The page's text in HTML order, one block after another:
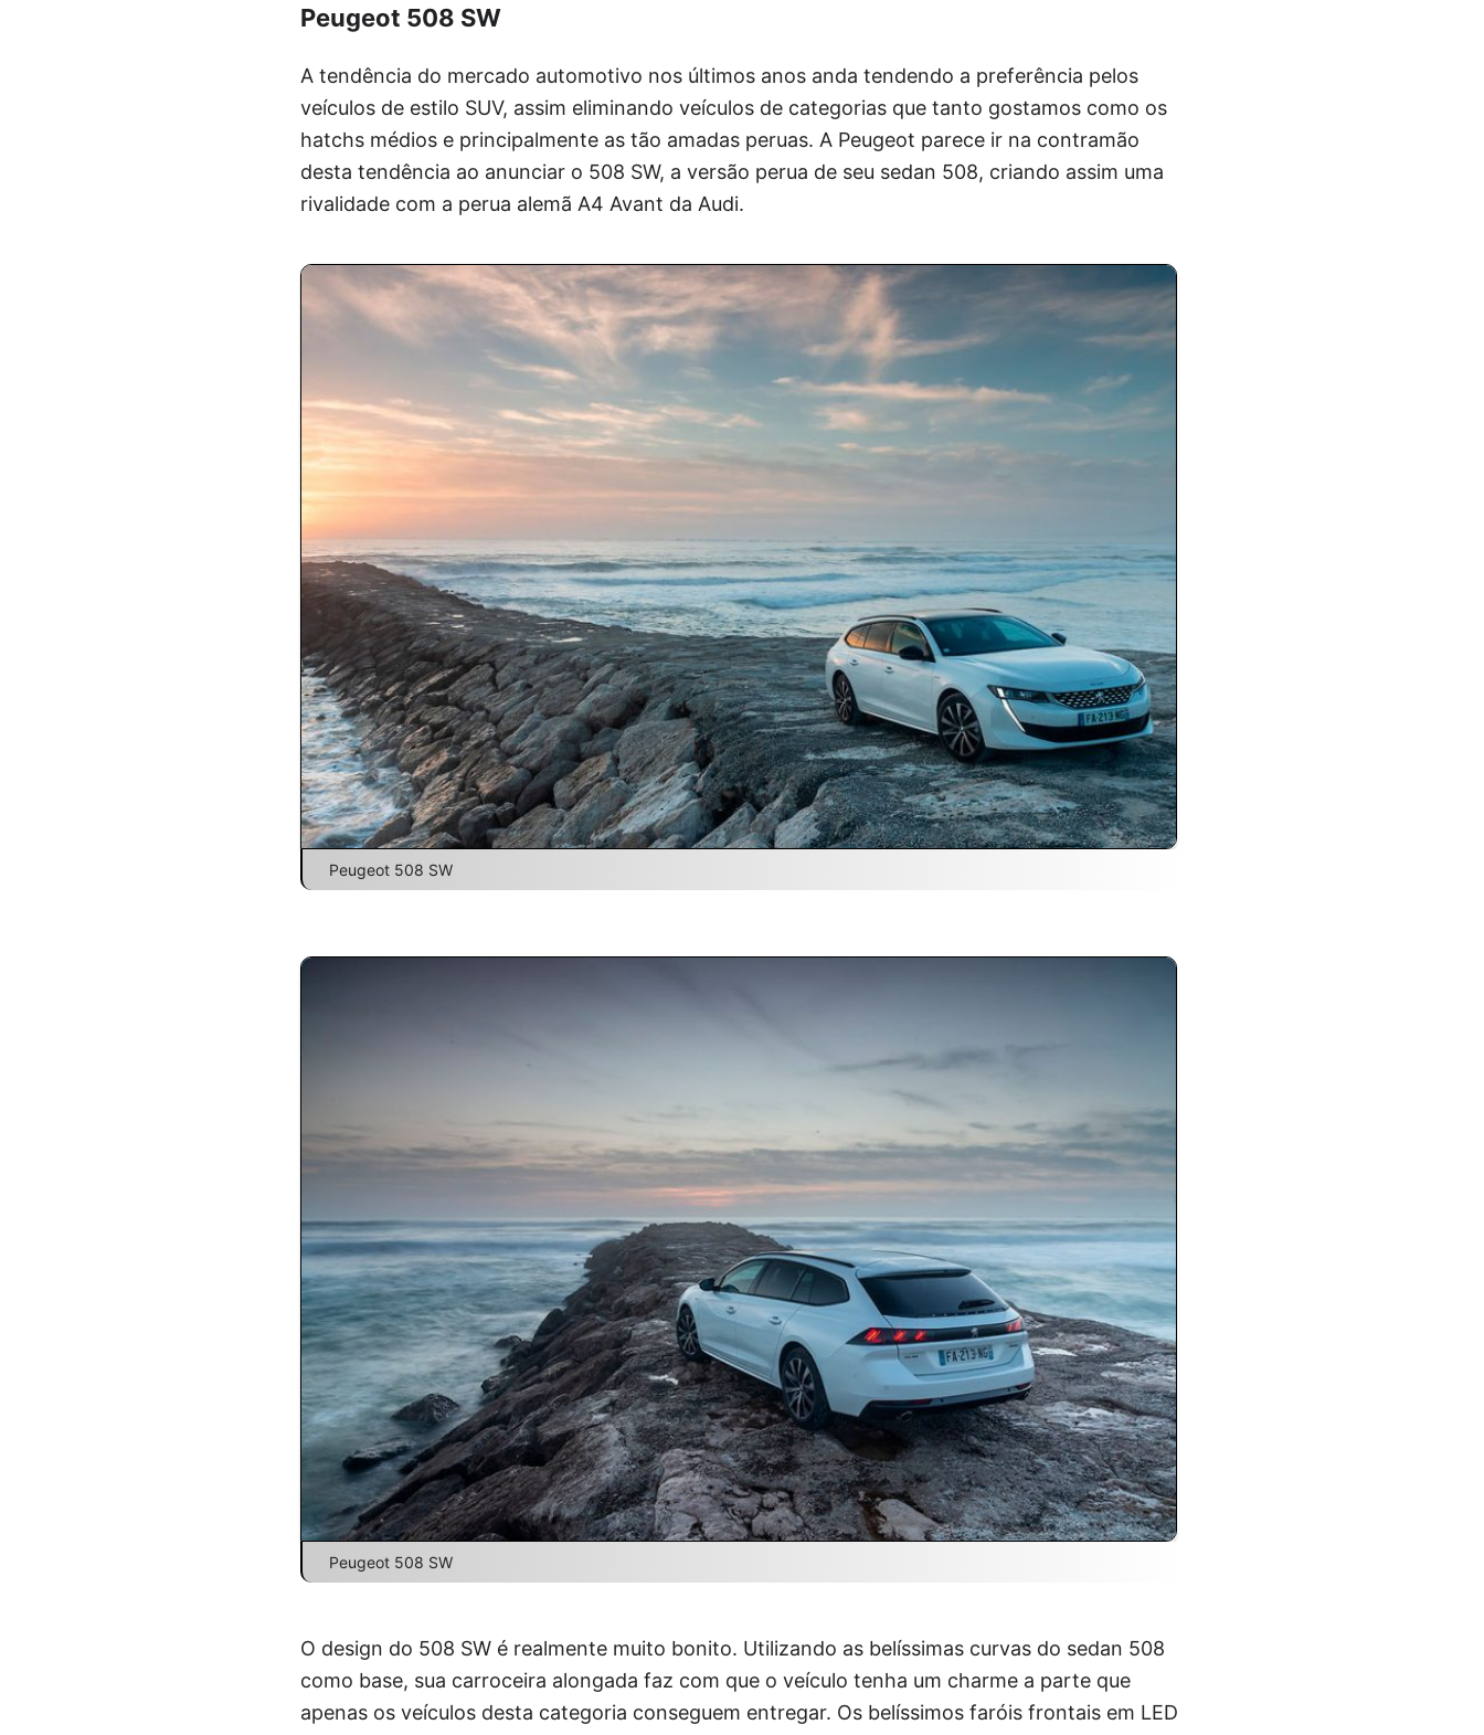
Peugeot 508 SW
A tendência do mercado automotivo nos últimos anos anda tendendo a preferência pelos
veículos de estilo SUV, assim eliminando veículos de categorias que tanto gostamos como os
hatchs médios e principalmente as tão amadas peruas. A Peugeot parece ir na contramão
desta tendência ao anunciar o 508 SW, a versão perua de seu sedan 508, criando assim uma
rivalidade com a perua alemã A4 Avant da Audi.
Peugeot 508 SW
Peugeot 508 SW
O design do 508 SW é realmente muito bonito. Utilizando as belíssimas curvas do sedan 508
como base, sua carroceira alongada faz com que o veículo tenha um charme a parte que
apenas os veículos desta categoria conseguem entregar. Os belíssimos faróis frontais em LED